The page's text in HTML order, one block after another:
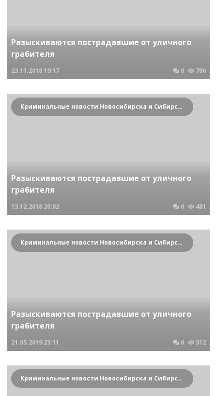
Разыскиваются пострадавшие от уличного
грабителя
23.11.201819:17 0 706
Криминальные новости Новосибирска и Сибирского региона
Разыскиваются пострадавшие от уличного
грабителя
13.12.2018 20:02 0 481
Криминальные новости Новосибирска и Сибирского региона
Разыскиваются пострадавшие от уличного
грабителя
21.05.2019 23:11 0 512
Криминальные новости Новосибирска и Сибирского региона